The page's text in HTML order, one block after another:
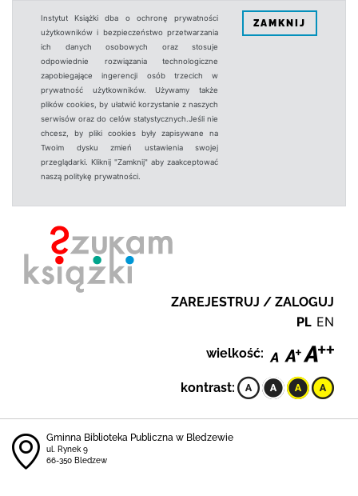
Instytut Książki dba o ochronę prywatności
użytkowników i bezpieczeństwo przetwarzania
ich danych osobowych oraz stosuje
odpowiednie rozwiązania technologiczne
zapobiegające ingerencji osób trzecich w
prywatność użytkowników. Używamy także
plików cookies, by ułatwić korzystanie z naszych
serwisów oraz do celów statystycznych.Jeśli nie
chcesz, by pliki cookies były zapisywane na
Twoim dysku zmień ustawienia swojej
przeglądarki. Kliknij "Zamknij" aby zaakceptować
naszą politykę prywatności.
ZAMKNIJ
ZAREJESTRUJ / ZALOGUJ
PL EN
wielkość:
kontrast:
Gminna Biblioteka Publiczna w Bledzewie
ul. Rynek 9
66-350 Bledzew